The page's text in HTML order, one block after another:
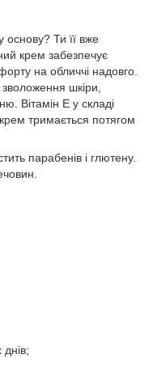
Ти її вже
крем забезпечує
на обличчі надовго.
шкіри,
Вітамін Е у складі
тримається потягом
парабенів і глютену.